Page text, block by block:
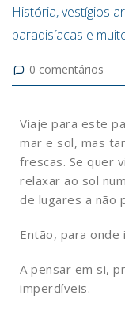
História, vestígios
paradisíacas e
0 comentários
Viaje para este
mar e sol, mas
frescas. Se quer
relaxar ao sol
de lugares a não
Então, para onde
A pensar em si,
imperdíveis.